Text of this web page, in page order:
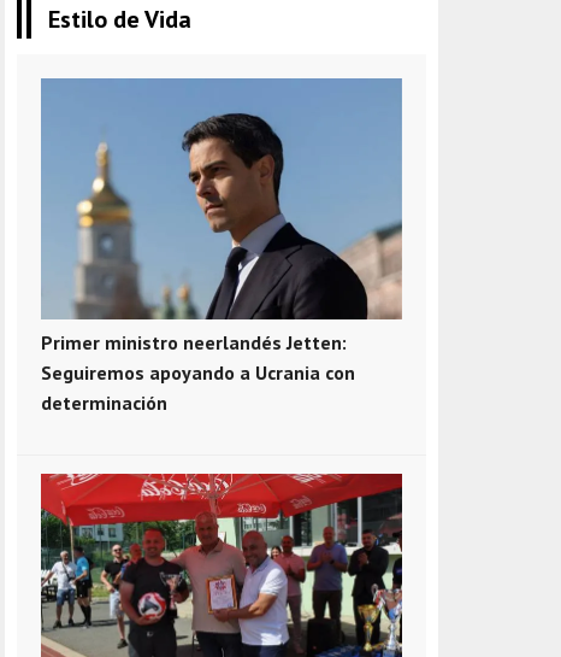
Estilo de Vida
Primer ministro neerlandés Jetten:
Seguiremos apoyando a Ucrania con
determinación